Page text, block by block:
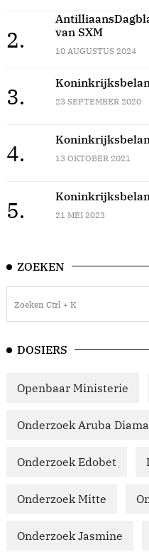
2.
van SXM
10 AUGUSTUS 2024
3. 23 SEPTEMBER 2020
4. 13 OKTOBER 2021
5. 21 MEI 2023
ZOEKEN
DOSIERS
Openbaar Ministerie
Onderzoek Aruba
Onderzoek Edobet
Onderzoek Mitte
Onderzoek Jasmine